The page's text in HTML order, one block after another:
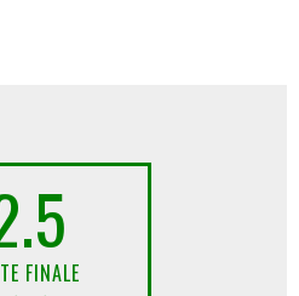
FINALE